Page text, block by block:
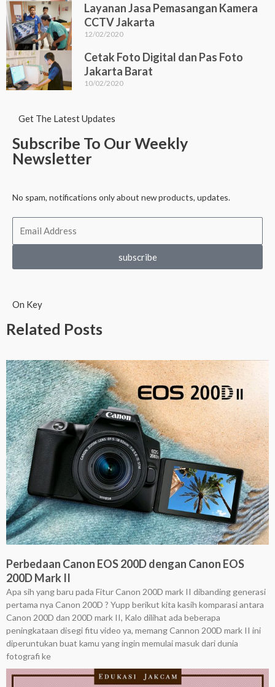
Layanan Jasa Pemasangan Kamera
CCTV Jakarta
12/02/2020
Cetak Foto Digital dan Pas Foto
Jakarta Barat
10/02/2020
Get The Latest Updates
Subscribe To Our Weekly
Newsletter
No spam, notifications only about new products, updates.
subscribe
On Key
Related Posts
Perbedaan Canon EOS 200D dengan Canon EOS
200D Mark II
Apa sih yang baru pada Fitur Canon 200D mark II dibanding generasi
pertama nya Canon 200D ? Yupp berikut kita kasih komparasi antara
Canon 200D dan 200D mark II, Kalo dilihat ada beberapa
peningkataan disegi fitu video ya, memang Cannon 200D mark II ini
diperuntukan buat kamu yang ingin memulai masuk dari dunia
fotografi ke